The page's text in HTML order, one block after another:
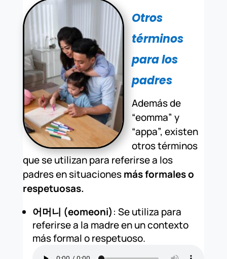
Otros
términos
para los
padres
Además de
“eomma” y
“appa”, existen
otros términos
que se utilizan para referirse a los
padres en situacionesmás formales o
respetuosas.
어머니 (eomeoni): Se utiliza para
referirse a la madre en un contexto
más formal o respetuoso.